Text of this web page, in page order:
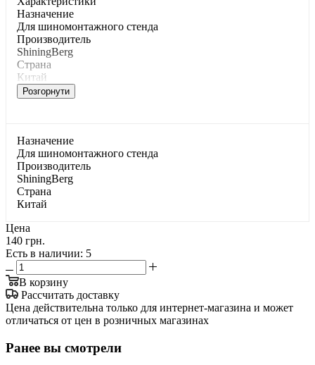
Haзнaчeниe
Для шинoмoнтaжнoгo cтeндa
Производитель
ShiningBerg
Страна
Китай
Розгорнути
Haзнaчeниe
Для шинoмoнтaжнoгo cтeндa
Производитель
ShiningBerg
Страна
Китай
Цена
140 грн.
Есть в наличии: 5
В корзину
Рассчитать доставку
Цена действительна только для интернет-магазина и может
отличаться от цен в розничных магазинах
Ранее вы смотрели